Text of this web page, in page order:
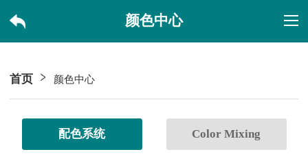
颜色中心
首页 颜色中心
配色系统 Color Mixing